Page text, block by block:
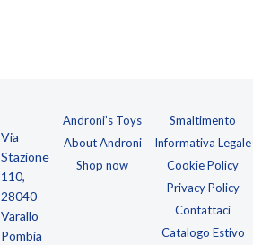
Via
Stazione
110,
28040
Varallo
Pombia
Androni’s Toys
About Androni
Shop now
Smaltimento
Informativa Legale
Cookie Policy
Privacy Policy
Contattaci
Catalogo Estivo